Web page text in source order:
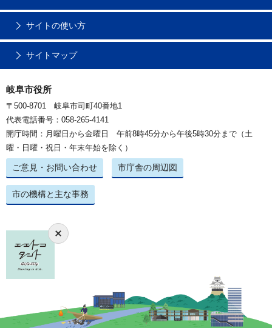
サイトの使い方
サイトマップ
岐阜市役所
〒500-8701 岐阜市司町40番地1
代表電話番号：058-265-4141
開庁時間：月曜日から金曜日 午前8時45分から午後5時30分まで（土
曜・日曜・祝日・年末年始を除く）
ご意見・お問い合わせ 市庁舎の周辺図
市の機構と主な事務